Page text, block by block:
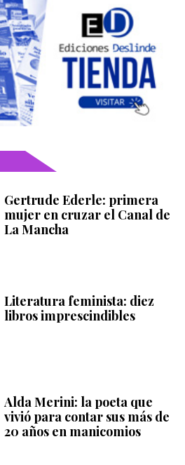
Gertrude Ederle: primera
mujer en cruzar el Canal de
La Mancha
Literatura feminista: diez
libros imprescindibles
Alda Merini: la poeta que
vivió para contar sus más de
20 años en manicomios